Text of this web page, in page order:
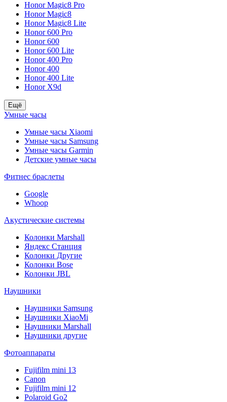
Honor Magic8 Pro
Honor Magic8
Honor Magic8 Lite
Honor 600 Pro
Honor 600
Honor 600 Lite
Honor 400 Pro
Honor 400
Honor 400 Lite
Honor X9d
Ещё
Умные часы
Умные часы Xiaomi
Умные часы Samsung
Умные часы Garmin
Детские умные часы
Фитнес браслеты
Google
Whoop
Акустические системы
Колонки Marshall
Яндекс Станция
Колонки Другие
Колонки Bose
Колонки JBL
Наушники
Наушники Samsung
Наушники XiaoMi
Наушники Marshall
Наушники другие
Фотоаппараты
Fujifilm mini 13
Canon
Fujifilm mini 12
Polaroid Go2